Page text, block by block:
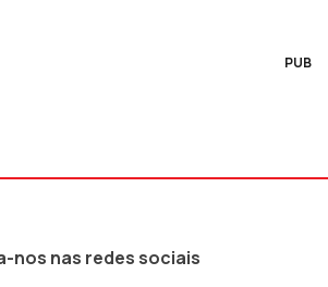
PUB
nos nas redes sociais